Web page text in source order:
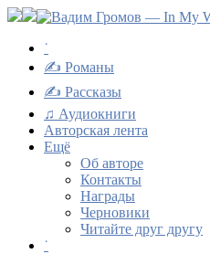
˙
✍ Романы
✍ Рассказы
♫ Аудиокниги
Авторская лента
Ещё
Об авторе
Контакты
Награды
Черновики
Читайте друг другу
˙